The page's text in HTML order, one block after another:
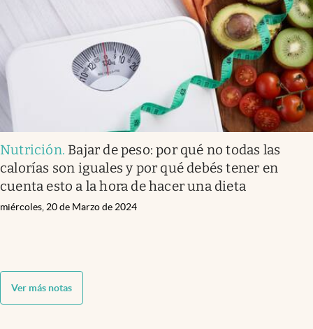
Nutrición. Bajar de peso: por qué no todas las
calorías son iguales y por qué debés tener en
cuenta esto a la hora de hacer una dieta
miércoles, 20 de Marzo de 2024
Ver más notas